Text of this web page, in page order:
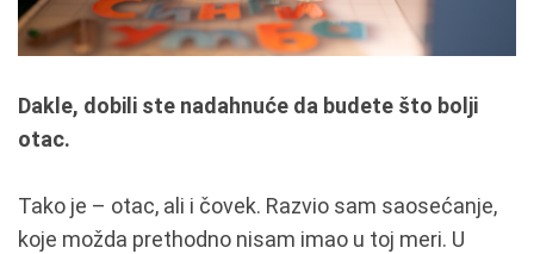
Dakle, dobili ste nadahnuće da budete što bolji
otac.
Tako je – otac, ali i čovek. Razvio sam saosećanje,
koje možda prethodno nisam imao u toj meri. U